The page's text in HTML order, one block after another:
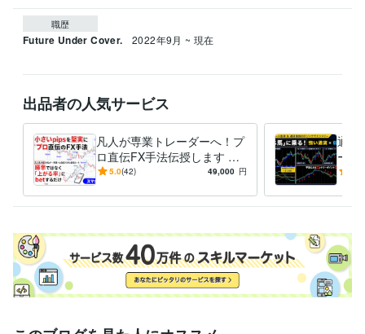
職歴
Future Under Cover. 2022年9月 ~ 現在
出品者の人気サービス
凡人が専業トレーダーへ！プ
ロ直伝FX手法伝授します 小p
ipsを堅実に！凡人の私が負
説
5.0(42) 49,000 円
通貨
ード
安心
でき